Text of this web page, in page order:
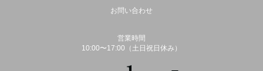
お問い合わせ
営業時間
10:00〜17:00（土日祝日休み）